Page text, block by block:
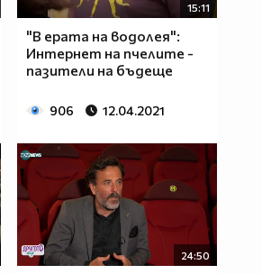
15:11
"В ерата на водолея":
Интернет на пчелите -
пазители на бъдеще
906 12.04.2021
24:50